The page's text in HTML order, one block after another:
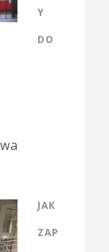
Y
DO
JAK
ZAP